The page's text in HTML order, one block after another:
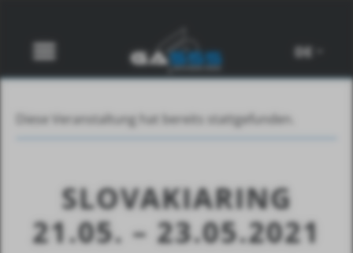
DE
Diese Veranstaltung hat bereits stattgefunden.
SLOVAKIARING
21.05. – 23.05.2021